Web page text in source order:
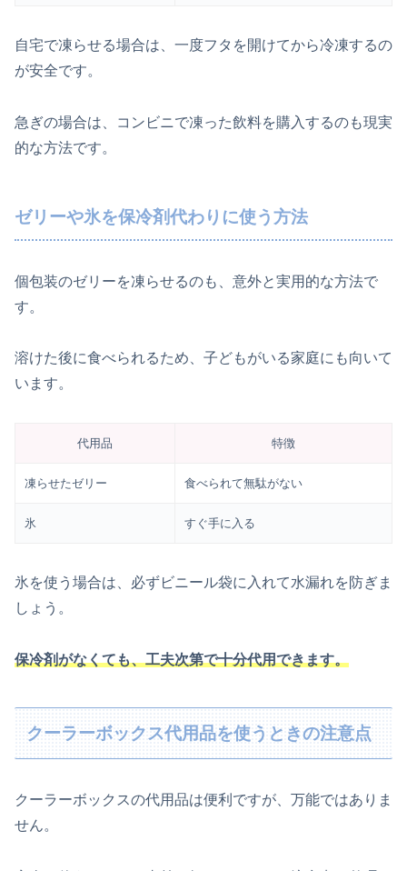
自宅で凍らせる場合は、一度フタを開けてから冷凍するの
が安全です。
急ぎの場合は、コンビニで凍った飲料を購入するのも現実
的な方法です。
ゼリーや氷を保冷剤代わりに使う方法
個包装のゼリーを凍らせるのも、意外と実用的な方法で
す。
溶けた後に食べられるため、子どもがいる家庭にも向いて
います。
代用品 特徴
凍らせたゼリー 食べられて無駄がない
氷 すぐ手に入る
氷を使う場合は、必ずビニール袋に入れて水漏れを防ぎま
しょう。
保冷剤がなくても、工夫次第で十分代用できます。
クーラーボックス代用品を使うときの注意点
クーラーボックスの代用品は便利ですが、万能ではありま
せん。